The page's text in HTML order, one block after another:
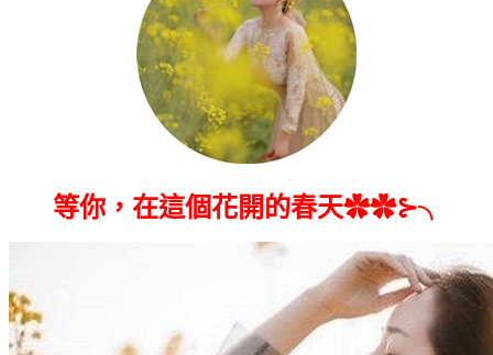
等你，在這個花開的春天✿✿⊱╮